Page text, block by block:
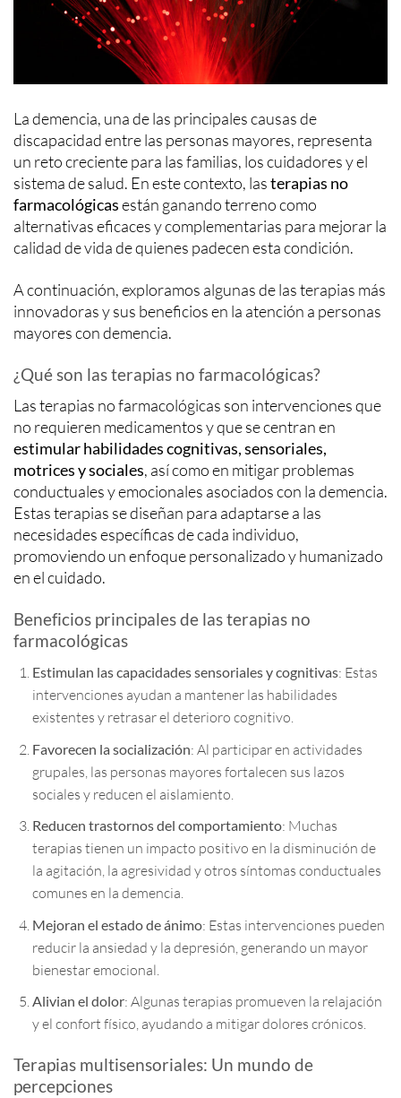
La demencia, una de las principales causas de
discapacidad entre las personas mayores, representa
un reto creciente para las familias, los cuidadores y el
sistema de salud. En este contexto, lasterapias no
farmacológicasestán ganando terreno como
alternativas eficaces y complementarias para mejorar la
calidad de vida de quienes padecen esta condición.
A continuación, exploramos algunas de las terapias más
innovadoras y sus beneficios en la atención a personas
mayores con demencia.
¿Qué son las terapias no farmacológicas?
Las terapias no farmacológicas son intervenciones que
no requieren medicamentos y que se centran en
estimular habilidades cognitivas, sensoriales,
motrices y sociales, así como en mitigar problemas
conductuales y emocionales asociados con la demencia.
Estas terapias se diseñan para adaptarse a las
necesidades específicas de cada individuo,
promoviendo un enfoque personalizado y humanizado
en el cuidado.
Beneficios principales de las terapias no
farmacológicas
Estimulan las capacidades sensoriales y cognitivas: Estas
intervenciones ayudan a mantener las habilidades
existentes y retrasar el deterioro cognitivo.
Favorecen la socialización: Al participar en actividades
grupales, las personas mayores fortalecen sus lazos
sociales y reducen el aislamiento.
Reducen trastornos del comportamiento: Muchas
terapias tienen un impacto positivo en la disminución de
la agitación, la agresividad y otros síntomas conductuales
comunes en la demencia.
Mejoran el estado de ánimo: Estas intervenciones pueden
reducir la ansiedad y la depresión, generando un mayor
bienestar emocional.
Alivian el dolor: Algunas terapias promueven la relajación
y el confort físico, ayudando a mitigar dolores crónicos.
Terapias multisensoriales: Un mundo de
percepciones